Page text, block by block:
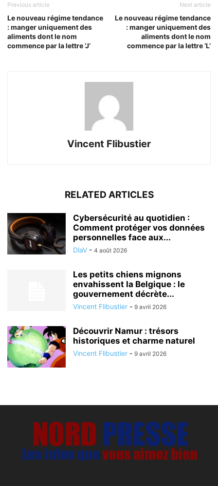
Previous article
Le nouveau régime tendance
: manger uniquement des
aliments dont le nom
commence par la lettre ‘J’
Next article
Le nouveau régime tendance
: manger uniquement des
aliments dont le nom
commence par la lettre ‘L’
Vincent Flibustier
RELATED ARTICLES
Cybersécurité au quotidien :
Comment protéger vos données
personnelles face aux...
DlaV - 4 août 2026
Les petits chiens mignons
envahissent la Belgique : le
gouvernement décrète...
Vincent Flibustier - 9 avril 2026
Découvrir Namur : trésors
historiques et charme naturel
Vincent Flibustier - 9 avril 2026